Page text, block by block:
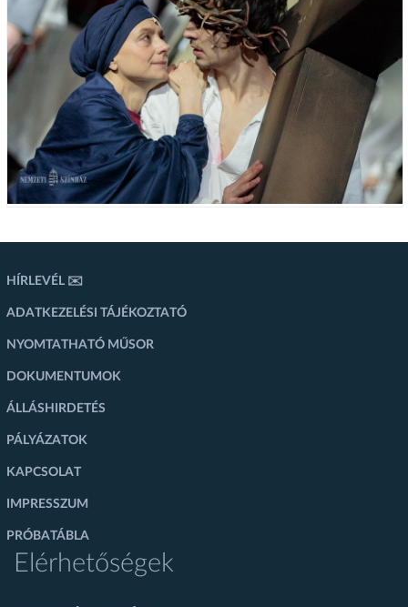
HÍRLEVÉL ✉️
ADATKEZELÉSI TÁJÉKOZTATÓ
NYOMTATHATÓ MŰSOR
DOKUMENTUMOK
ÁLLÁSHIRDETÉS
PÁLYÁZATOK
KAPCSOLAT
IMPRESSZUM
PRÓBATÁBLA
Elérhetőségek